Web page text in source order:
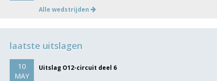
Alle wedstrijden
laatste uitslagen
10
MAY
Uitslag O12-circuit deel 6